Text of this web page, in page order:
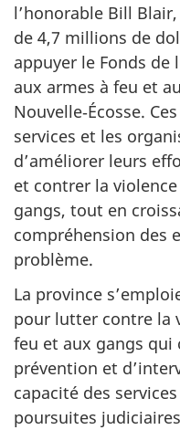
l’honorable Bill
de 4,7 millions de
appuyer le Fonds
aux armes à feu et
Nouvelle‑Écosse.
services et les
d’améliorer leurs
et contrer la
gangs, tout en
compréhension des
problème.
La province
pour lutter contre la
feu et aux gangs
prévention et
capacité des
poursuites